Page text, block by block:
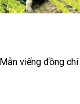
viếng đồng chí